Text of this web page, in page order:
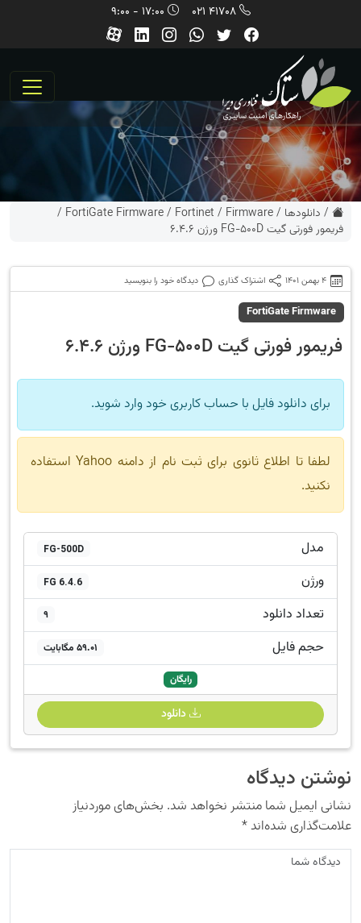
41708 021
/ دانلودها /
Firmware
/
Fortinet
/
FortiGate Firmware
/
فریمور فورتی گیت FG-500D ورژن 6.4.6
4 بهمن 1401 اشتراک گذاری دیدگاه خود را بنویسید
FortiGate Firmware
فریمور فورتی گیت FG-500D ورژن 6.4.6
برای دانلود فایل با حساب کاربری خود وارد شوید.
لطفا تا اطلاع ثانوی برای ثبت نام از دامنه Yahoo استفاده
نکنید.
مدل FG-500D
ورژن FG 6.4.6
تعداد دانلود 9
حجم فایل 59.01 مگابایت
رایگان
دانلود
نوشتن دیدگاه
نشانی ایمیل شما منتشر نخواهد شد. بخش‌های موردنیاز
علامت‌گذاری شده‌اند*